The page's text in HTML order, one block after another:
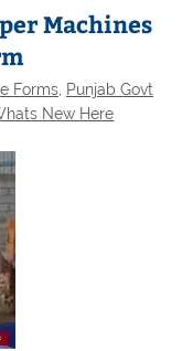
Machines
Forms, Punjab Govt
New Here